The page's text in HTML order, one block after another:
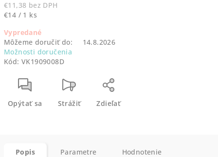
€11,38 bez DPH
Jednotková
€14 / 1 ks
Vypredané
Môžeme doručiť do:
14.8.2026
Možnosti doručenia
Kód: VK1909008D
Opýtať sa Strážiť Zdieľať
Popis Parametre Hodnotenie